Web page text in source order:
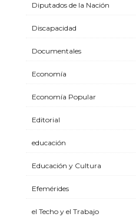
Diputados de la Nación
Discapacidad
Documentales
Economía
Economía Popular
Editorial
educación
Educación y Cultura
Efemérides
el Techo y el Trabajo